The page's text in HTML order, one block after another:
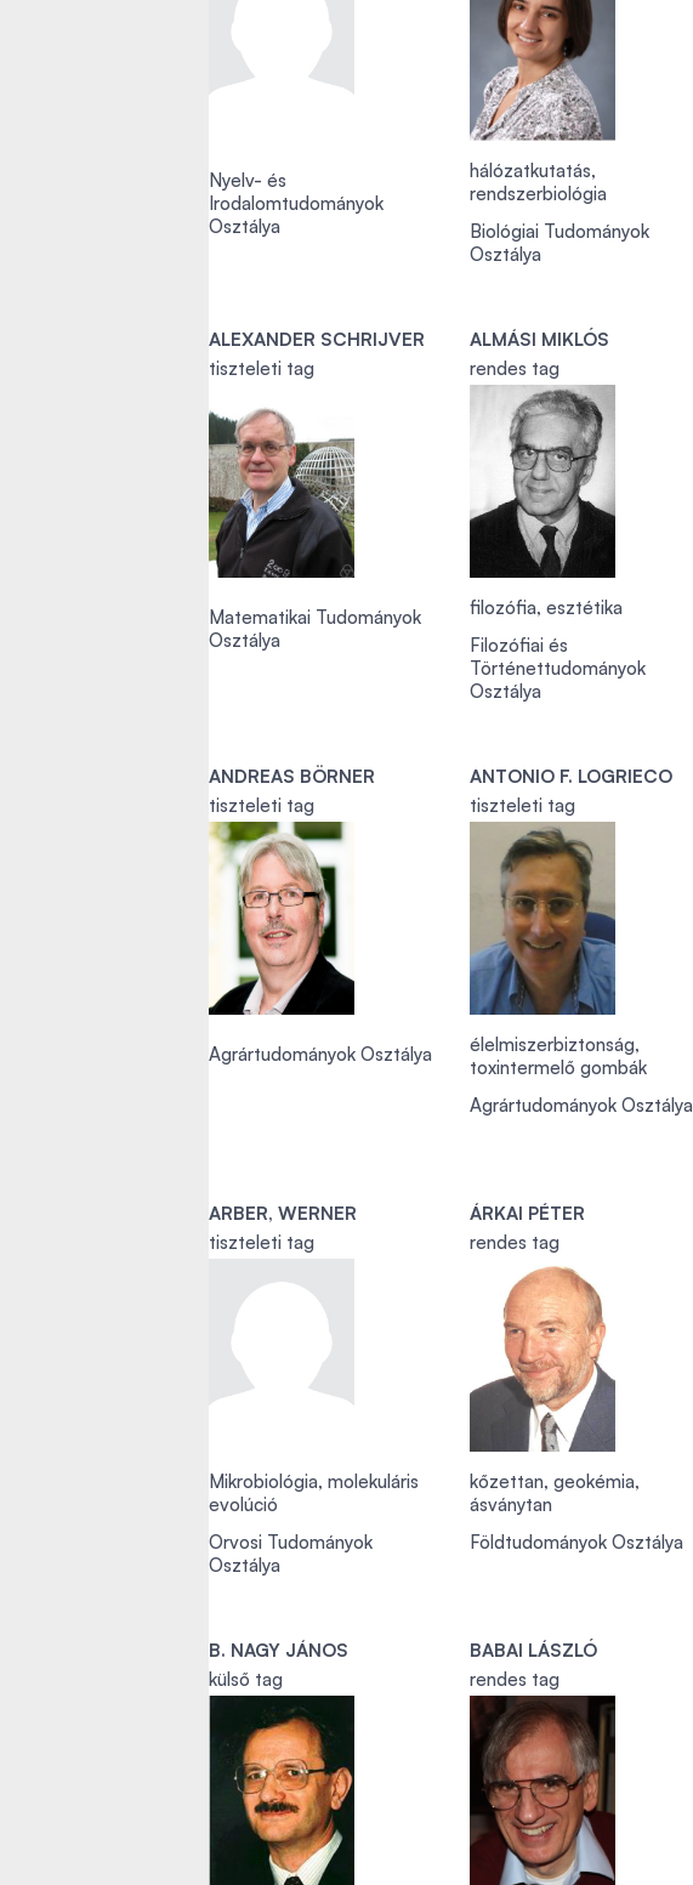
Nyelv- és
Irodalomtudományok
Osztálya
hálózatkutatás,
rendszerbiológia
Biológiai Tudományok
Osztálya
ALEXANDER SCHRIJVER
tiszteleti tag
Matematikai Tudományok
Osztálya
ALMÁSI MIKLÓS
rendes tag
filozófia, esztétika
Filozófiai és
Történettudományok
Osztálya
ANDREAS BÖRNER
tiszteleti tag
Agrártudományok Osztálya
ANTONIO F. LOGRIECO
tiszteleti tag
élelmiszerbiztonság,
toxintermelő gombák
Agrártudományok Osztálya
ARBER, WERNER
tiszteleti tag
Mikrobiológia, molekuláris
evolúció
Orvosi Tudományok
Osztálya
ÁRKAI PÉTER
rendes tag
kőzettan, geokémia,
ásványtan
Földtudományok Osztálya
B. NAGY JÁNOS
külső tag
BABAI LÁSZLÓ
rendes tag